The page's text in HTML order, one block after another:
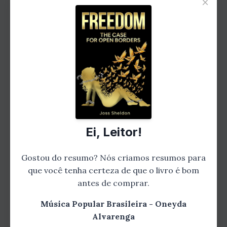
Gostou do resumo? Leia o livro
completo!
Aprofunde-se nesta história
emocionante e descubra todos os
detalhes que fazem desta uma leitura
Comprar na Amazon
Ei, Leitor!
Gostou do resumo? Nós criamos resumos para
que você tenha certeza de que o livro é bom
antes de comprar.
Música Popular Brasileira - Oneyda
Alvarenga